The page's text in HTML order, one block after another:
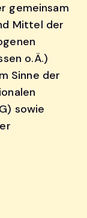
gemeinsam
Mittel der
o.Ä.)
Sinne der
sowie